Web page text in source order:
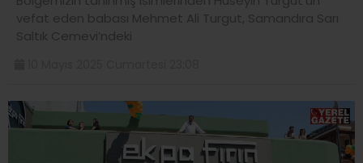
vefat eden babası Mehmet Ali Turgut, Samandıra Sarı
Saltık Cemevi’ndeki